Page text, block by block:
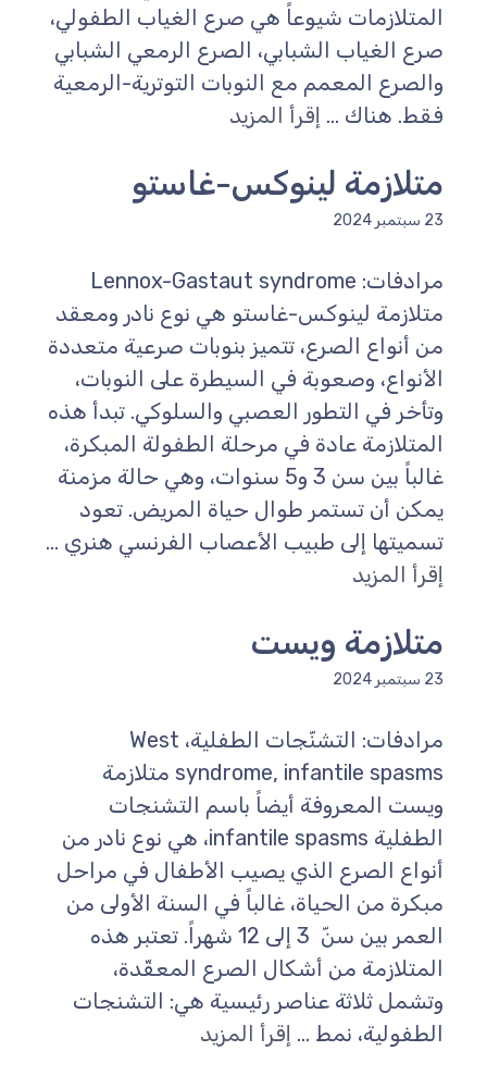
المتلازمات شيوعاً هي صرع الغياب الطفولي،
صرع الغياب الشبابي، الصرع الرمعي الشبابي
والصرع المعمم مع النوبات التوترية-الرمعية
فقط. هناك ... إقرأ المزيد
متلازمة لينوكس-غاستو
23 سبتمبر 2024
مرادفات: Lennox-Gastaut syndrome
متلازمة لينوكس-غاستو هي نوع نادر ومعقد
من أنواع الصرع، تتميز بنوبات صرعية متعددة
الأنواع، وصعوبة في السيطرة على النوبات،
وتأخر في التطور العصبي والسلوكي. تبدأ هذه
المتلازمة عادة في مرحلة الطفولة المبكرة،
غالباً بين سن 3 و5 سنوات، وهي حالة مزمنة
يمكن أن تستمر طوال حياة المريض. تعود
تسميتها إلى طبيب الأعصاب الفرنسي هنري ...
إقرأ المزيد
متلازمة ويست
23 سبتمبر 2024
مرادفات: التشنّجات الطفلية، West
syndrome, infantile spasms متلازمة
ويست المعروفة أيضاً باسم التشنجات
الطفلية infantile spasms، هي نوع نادر من
أنواع الصرع الذي يصيب الأطفال في مراحل
مبكرة من الحياة، غالباً في السنة الأولى من
العمر بين سنّ 3 إلى 12 شهراً. تعتبر هذه
المتلازمة من أشكال الصرع المعقّدة،
وتشمل ثلاثة عناصر رئيسية هي: التشنجات
الطفولية، نمط ... إقرأ المزيد